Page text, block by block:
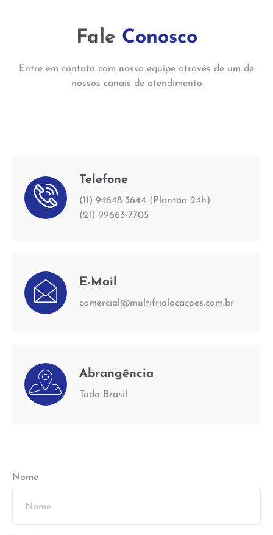
Fale Conosco
Entre em contato com nossa equipe através de um de
nossos canais de atendimento
Telefone
(11) 94648-3644 (Plantão 24h)
(21) 99663-7705
E-Mail
comercial@multifriolocacoes.com.br
Abrangência
Todo Brasil
Nome